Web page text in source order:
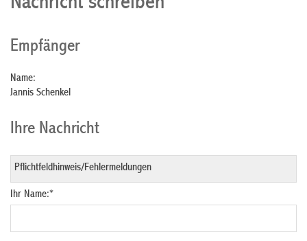
Empfänger
Name:
Jannis Schenkel
Ihre Nachricht
Ihr Name:*